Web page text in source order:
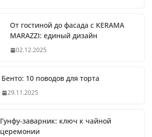
От гостиной до фасада с KERAMA
MARAZZI: единый дизайн
02.12.2025
Бенто: 10 поводов для торта
29.11.2025
Гунфу-заварник: ключ к чайной
церемонии